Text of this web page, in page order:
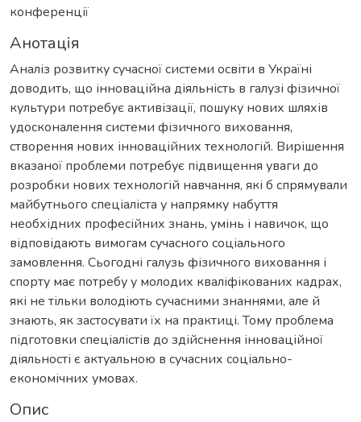
конференції
Анотація
Аналіз розвитку сучасної системи освіти в Україні
доводить, що інноваційна діяльність в галузі фізичної
культури потребує активізації, пошуку нових шляхів
удосконалення системи фізичного виховання,
створення нових інноваційних технологій. Вирішення
вказаної проблеми потребує підвищення уваги до
розробки нових технологій навчання, які б спрямували
майбутнього спеціаліста у напрямку набуття
необхідних професійних знань, умінь і навичок, що
відповідають вимогам сучасного соціального
замовлення. Сьогодні галузь фізичного виховання і
спорту має потребу у молодих кваліфікованих кадрах,
які не тільки володіють сучасними знаннями, але й
знають, як застосувати їх на практиці. Тому проблема
підготовки спеціалістів до здійснення інноваційної
діяльності є актуальною в сучасних соціально-
економічних умовах.
Опис